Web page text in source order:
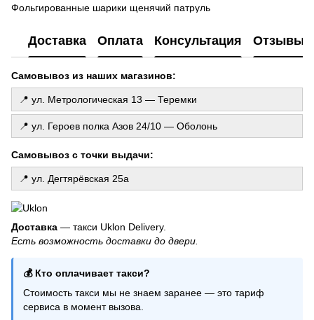
Фольгированные шарики щенячий патруль
Фотозона из шариков
Магазин шариков
Ароматические свечи купить
Свеча купить киев
Гирлянда из бумаги
Свеча цена
Шарики латексные
Воздушные шарики набор
Шарики фольгированные
Шарики ко дню рождения
Гелиевые шарики с конфетти
Шарики майнкрафт
Шарики браш
Доставка Оплата Консультация Отзывы
Самовывоз из наших магазинов:
📍 ул. Метрологическая 13 — Теремки
📍 ул. Героев полка Азов 24/10 — Оболонь
Самовывоз с точки выдачи:
📍 ул. Дегтярёвская 25а
Доставка — такси Uklon Delivery.
Есть возможность доставки до двери.
💰 Кто оплачивает такси?
Стоимость такси мы не знаем заранее — это тариф
сервиса в момент вызова.